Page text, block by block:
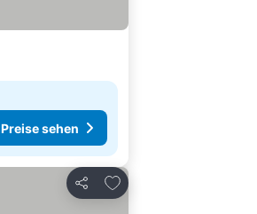
Preise sehen
Teilen
Zu Favoriten hinzufügen